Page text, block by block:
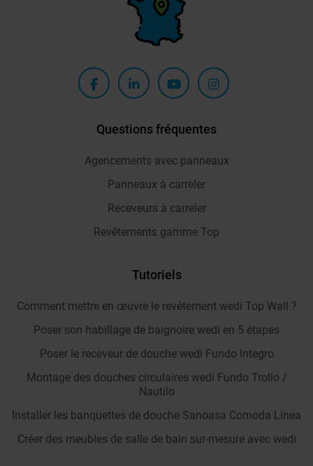
Questions fréquentes
Agencements avec panneaux
Panneaux à carreler
Receveurs à carreler
Revêtements gamme Top
Tutoriels
Comment mettre en œuvre le revêtement wedi Top Wall ?
Poser son habillage de baignoire wedi en 5 étapes
Poser le receveur de douche wedi Fundo Integro
Montage des douches circulaires wedi Fundo Trollo /
Nautilo
Installer les banquettes de douche Sanoasa Comoda Linea
Créer des meubles de salle de bain sur-mesure avec wedi